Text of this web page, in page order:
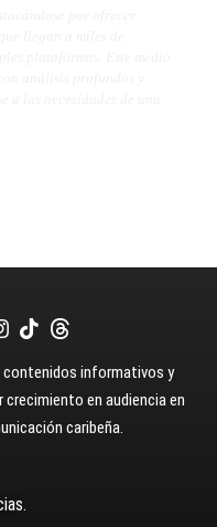
informativos y
en audiencia en
caribeña.